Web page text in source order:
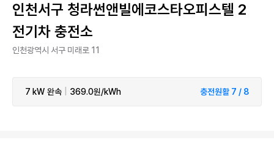
인천서구 청라썬앤빌에코스타오피스텔 2
전기차 충전소
인천광역시 서구 미래로 11
7 kW 완속 369.0원/kWh 충전원활 7 / 8